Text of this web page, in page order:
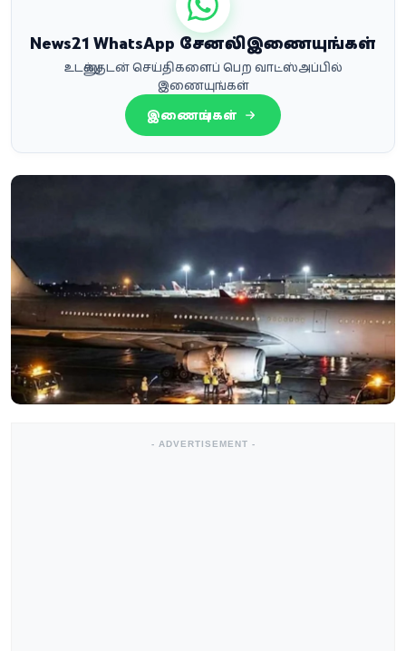
News21 WhatsApp சேனலில் இணையுங்கள்
உடனுக்குடன் செய்திகளைப் பெற வாட்ஸ்அப்பில்
இணையுங்கள்
இணையுங்கள்
- ADVERTISEMENT -